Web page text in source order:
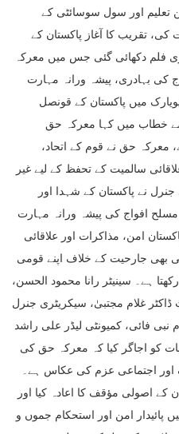
تعلیم اور سول سوسائٹی کے
تقریب کا آغاز پاکستان کے
فلم دکھائی گئی جس میں معرکہ
کی بہادری، پیشہ ورانہ مہارت
میں پاکستان کے قونصل
خطاب میں کہا معرکہ حق
معرکہ حق نے قوم کے اتحاد،
سالمیت کے تحفظ کے لیے غیر
نے پاکستان کے شہدا اور
افواج کی پیشہ ورانہ مہارت
امن، مذاکرات اور علاقائی
بھی جارحیت کے خلاف اپنے قومی
ہے۔ سینیٹر رانا محمود الحسن،
ڈاکٹر غلام مجتبیٰ، سیکریٹری جنرل
نبی فائی، کمیونٹی لیڈر علی راشد
کو اجاگر کیا کہ معرکہ حق کی
اور اجتماعی عزم کی عکاس ہے۔
کے اصولی مؤقف کا اعادہ کیا اور
پائیدار امن اور استحکام جموں و